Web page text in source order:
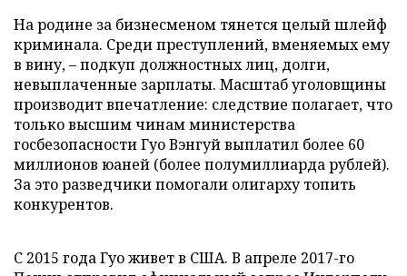
На родине за бизнесменом тянется целый шлейф
криминала. Среди преступлений, вменяемых ему
в вину, – подкуп должностных лиц, долги,
невыплаченные зарплаты. Масштаб уголовщины
производит впечатление: следствие полагает, что
только высшим чинам министерства
госбезопасности Гуо Вэнгуй выплатил более 60
миллионов юаней (более полумиллиарда рублей).
За это разведчики помогали олигарху топить
конкурентов.
С 2015 года Гуо живет в США. В апреле 2017-го